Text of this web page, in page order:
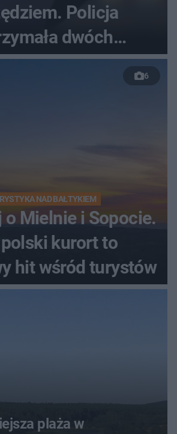
Policja
dwóch
6
NAD BAŁTYKIEM
Mielnie i Sopocie.
kurort to
hit wśród turystów
plaża w